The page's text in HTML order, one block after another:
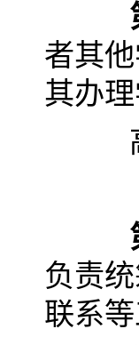
者其
其办
高
负责
联系等